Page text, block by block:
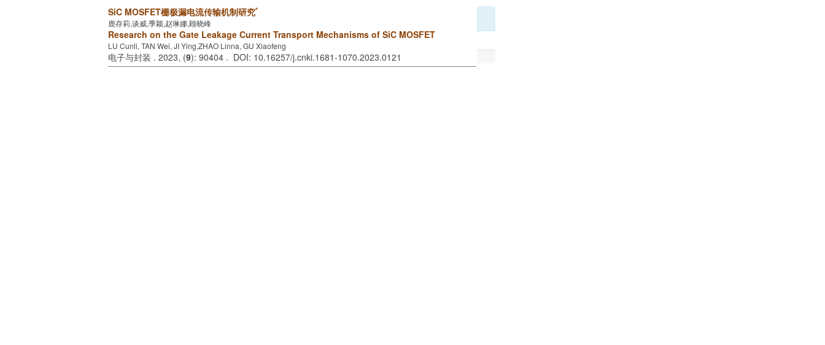
SiC MOSFET栅极漏电流传输机制研究*
鹿存莉,谈威,季颖,赵琳娜,顾晓峰
Research on the Gate Leakage Current Transport Mechanisms of SiC MOSFET
LU Cunli, TAN Wei, JI Ying,ZHAO Linna, GU Xiaofeng
电子与封装 . 2023, (9): 90404 . DOI: 10.16257/j.cnki.1681-1070.2023.0121